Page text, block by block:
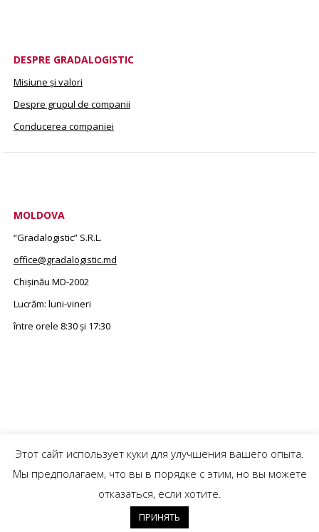
DESPRE GRADALOGISTIC
Misiune și valori
Despre grupul de companii
Conducerea companiei
MOLDOVA
“Gradalogistic” S.R.L.
office@gradalogistic.md
Chișinău MD-2002
Lucrăm: luni-vineri
între orele 8:30 și 17:30
© 2024 Gradalogistic IM Gradalogistic Group SRL All Rights Reserved. Terms and
Conditions & Privacy Policy.
Этот сайт использует куки для улучшения вашего опыта.
Мы предполагаем, что вы в порядке с этим, но вы можете
отказаться, если хотите.
ПРИНЯТЬ